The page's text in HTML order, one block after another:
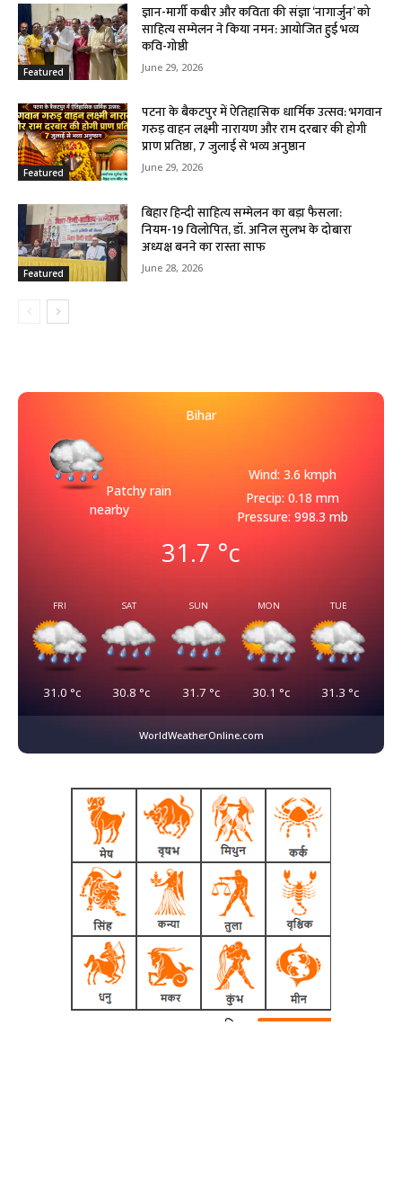
Featured
ज्ञान-मार्गी कबीर और कविता की संज्ञा ‘नागार्जुन’ को
साहित्य सम्मेलन ने किया नमन: आयोजित हुई भव्य
कवि-गोष्ठी
June 29, 2026
Featured
पटना के बैकटपुर में ऐतिहासिक धार्मिक उत्सव: भगवान
गरुड़ वाहन लक्ष्मी नारायण और राम दरबार की होगी
प्राण प्रतिष्ठा, 7 जुलाई से भव्य अनुष्ठान
June 29, 2026
Featured
बिहार हिन्दी साहित्य सम्मेलन का बड़ा फैसला:
नियम-19 विलोपित, डॉ. अनिल सुलभ के दोबारा
अध्यक्ष बनने का रास्ता साफ
June 28, 2026
Bihar
Patchy rain
nearby
Wind: 3.6 kmph
Precip: 0.18 mm
Pressure: 998.3 mb
31.7 °c
FRI
31.0 °c
SAT
30.8 °c
SUN
31.7 °c
MON
30.1 °c
TUE
31.3 °c
WorldWeatherOnline.com